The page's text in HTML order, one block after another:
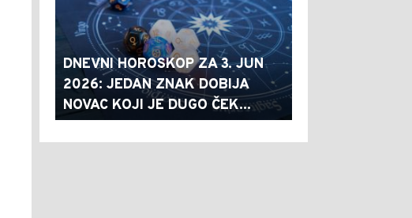
DNEVNI HOROSKOP ZA 3. JUN
2026: JEDAN ZNAK DOBIJA
NOVAC KOJI JE DUGO ČEK...